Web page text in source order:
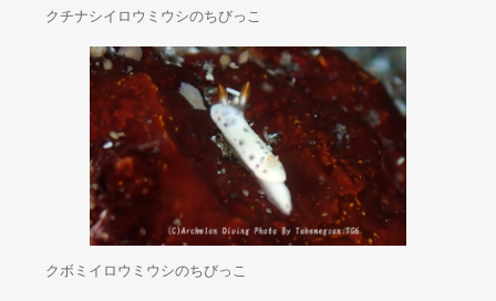
クチナシイロウミウシのちびっこ
クボミイロウミウシのちびっこ